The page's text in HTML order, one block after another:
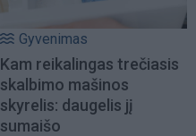
Gyvenimas
Kam reikalingas trečiasis
skalbimo mašinos
skyrelis: daugelis jį
sumaišo